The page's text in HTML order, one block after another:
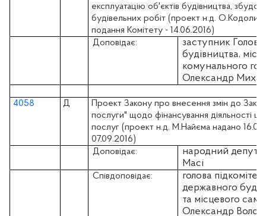
експлуатацію об'єктів будівництва,
будівельних робіт (проект н.д. О.Кодоли
подання Комітету - 14.06.2016)
Доповідає:
заступник
будівництва,
комунального
Олександр
4058 Д
Проект Закону про внесення змін до
послуги" щодо фінансування діяльності
послуг (проект н.д. М.Найєма надано
07.09.2016)
Доповідає:
народний
Масі
Співдоповідає:
голова
державного
та місцевого
Олександр